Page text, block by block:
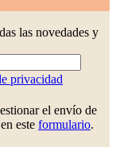
las novedades y
privacidad
el envío de
este formulario.